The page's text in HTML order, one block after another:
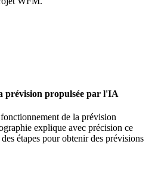
prévision propulsée par l'IA
de la prévision
explique avec précision ce
étapes pour obtenir des prévisions